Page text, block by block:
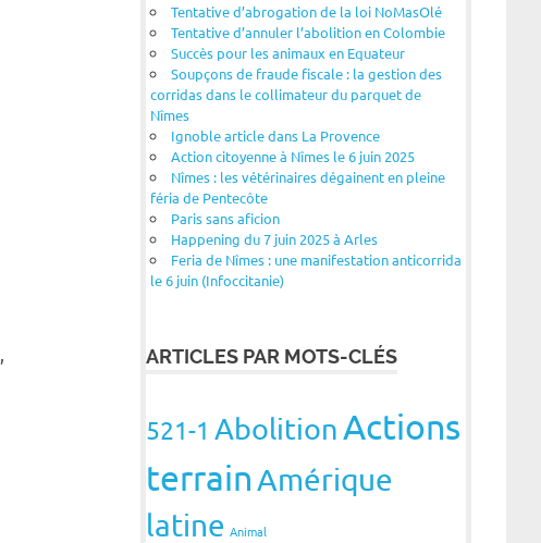
Tentative d’abrogation de la loi NoMasOlé
Tentative d’annuler l’abolition en Colombie
Succès pour les animaux en Equateur
Soupçons de fraude fiscale : la gestion des
corridas dans le collimateur du parquet de
Nîmes
Ignoble article dans La Provence
Action citoyenne à Nîmes le 6 juin 2025
Nîmes : les vétérinaires dégainent en pleine
féria de Pentecôte
Paris sans aficion
Happening du 7 juin 2025 à Arles
Feria de Nîmes : une manifestation anticorrida
le 6 juin (Infoccitanie)
ARTICLES PAR MOTS-CLÉS
521-1 AbolitionActions
terrainAmérique
latine Animal